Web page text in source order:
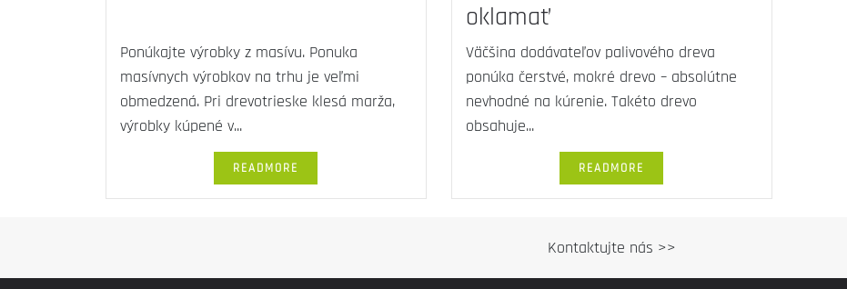
Ponúkajte výrobky z masívu. Ponuka
masívnych výrobkov na trhu je veľmi
obmedzená. Pri drevotrieske klesá marža,
výrobky kúpené v...
READMORE
oklamať
Väčšina dodávateľov palivového dreva
ponúka čerstvé, mokré drevo – absolútne
nevhodné na kúrenie. Takéto drevo
obsahuje...
READMORE
Kontaktujte nás >>